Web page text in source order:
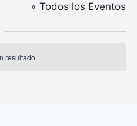
« Todos los Eventos
resultado.